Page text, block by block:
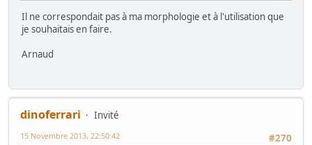
Il ne correspondait pas à ma morphologie et à l'utilisation que
je souhaitais en faire.
Arnaud
dinoferrari
Invité
#270
15 Novembre 2013, 22:50:42